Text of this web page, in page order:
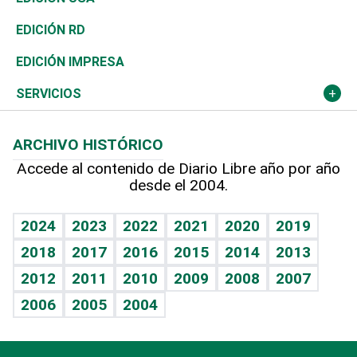
Ocenanía
Caribe
Resto del mundo
Telecom.
Global y variable
Economía personal
Sociales
Novedades
Podcast Arte Libre
Hablando con el pediatra
Vida y familia
Eñe
Celebrando la vida
Sin complejos
En pocas palabras
Tenis
Olimpismo
Más deportes
Línea de hit
TBT Deportivo
El Espía
Noticiero Poteleche
Columnistas
Más firmas
Historia
Martes de tecnología
Cambio climático
Revista
Deportes
Opinión
Hecho en casa
Guía del dinero
EDICIÓN RD
EDICIÓN IMPRESA
SERVICIOS
Cumpleaños
Horóscopos
Crucigramas
ARCHIVO HISTÓRICO
Accede al contenido de Diario Libre año por año
desde el 2004.
2024 2023 2022 2021 2020
2019
2018
2017 2016 2015 2014
2013
2012
2011 2010 2009 2008
2007
2006
2005 2004